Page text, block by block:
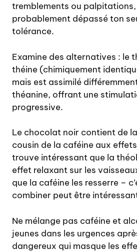
tremblements ou palpitations,
probablement dépassé ton
tolérance.
Examine des alternatives : le
théine (chimiquement
mais est assimilé
théanine, offrant une
progressive.
Le chocolat noir contient de
cousin de la caféine aux
trouve intéressant que la
effet relaxant sur les
que la caféine les resserre –
combiner peut être
Ne mélange pas caféine et
jeunes dans les urgences
dangereux qui masque les